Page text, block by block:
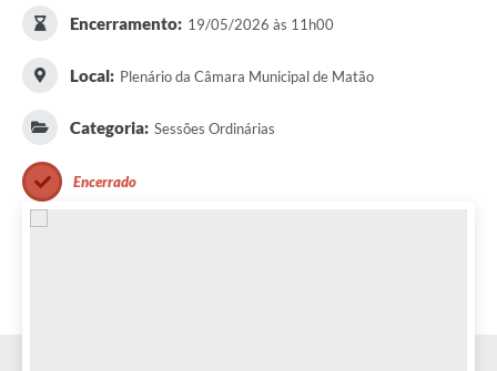
Encerramento: 19/05/2026 às 11h00
Local: Plenário da Câmara Municipal de Matão
Categoria: Sessões Ordinárias
Encerrado